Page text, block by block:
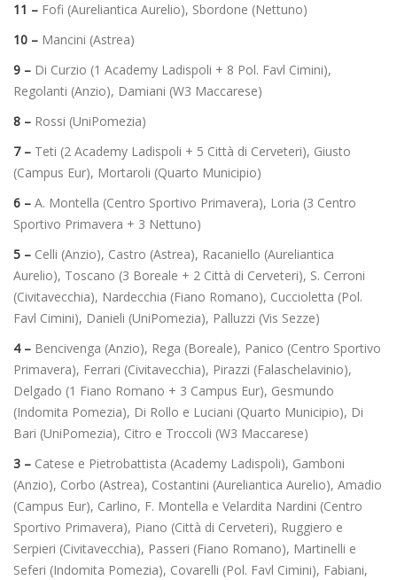
11 – Fofi (Aureliantica Aurelio), Sbordone (Nettuno)
10 – Mancini (Astrea)
9 – Di Curzio (1 Academy Ladispoli + 8 Pol. Favl Cimini),
Regolanti (Anzio), Damiani (W3 Maccarese)
8 – Rossi (UniPomezia)
7 – Teti (2 Academy Ladispoli + 5 Città di Cerveteri), Giusto
(Campus Eur), Mortaroli (Quarto Municipio)
6 – A. Montella (Centro Sportivo Primavera), Loria (3 Centro
Sportivo Primavera + 3 Nettuno)
5 – Celli (Anzio), Castro (Astrea), Racaniello (Aureliantica
Aurelio), Toscano (3 Boreale + 2 Città di Cerveteri), S. Cerroni
(Civitavecchia), Nardecchia (Fiano Romano), Cuccioletta (Pol.
Favl Cimini), Danieli (UniPomezia), Palluzzi (Vis Sezze)
4 – Bencivenga (Anzio), Rega (Boreale), Panico (Centro Sportivo
Primavera), Ferrari (Civitavecchia), Pirazzi (Falaschelavinio),
Delgado (1 Fiano Romano + 3 Campus Eur), Gesmundo
(Indomita Pomezia), Di Rollo e Luciani (Quarto Municipio), Di
Bari (UniPomezia), Citro e Troccoli (W3 Maccarese)
3 – Catese e Pietrobattista (Academy Ladispoli), Gamboni
(Anzio), Corbo (Astrea), Costantini (Aureliantica Aurelio), Amadio
(Campus Eur), Carlino, F. Montella e Velardita Nardini (Centro
Sportivo Primavera), Piano (Città di Cerveteri), Ruggiero e
Serpieri (Civitavecchia), Passeri (Fiano Romano), Martinelli e
Seferi (Indomita Pomezia), Covarelli (Pol. Favl Cimini), Fabiani,